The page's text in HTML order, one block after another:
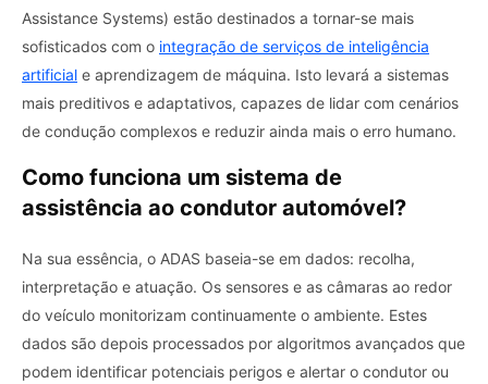
Assistance Systems) estão destinados a tornar-se mais
sofisticados com o integração de serviços de inteligência
artificial e aprendizagem de máquina. Isto levará a sistemas
mais preditivos e adaptativos, capazes de lidar com cenários
de condução complexos e reduzir ainda mais o erro humano.
Como funciona um sistema de
assistência ao condutor automóvel?
Na sua essência, o ADAS baseia-se em dados: recolha,
interpretação e atuação. Os sensores e as câmaras ao redor
do veículo monitorizam continuamente o ambiente. Estes
dados são depois processados ​​por algoritmos avançados que
podem identificar potenciais perigos e alertar o condutor ou